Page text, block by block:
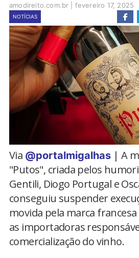
amodireito.com.br fevereiro 17, 2025
NOTÍCIAS
Via @portalmigalhas| A
"Putos", criada pelos
Gentili, Diogo Portugal e
conseguiu suspender
movida pela marca
as importadoras
comercialização do vinho.